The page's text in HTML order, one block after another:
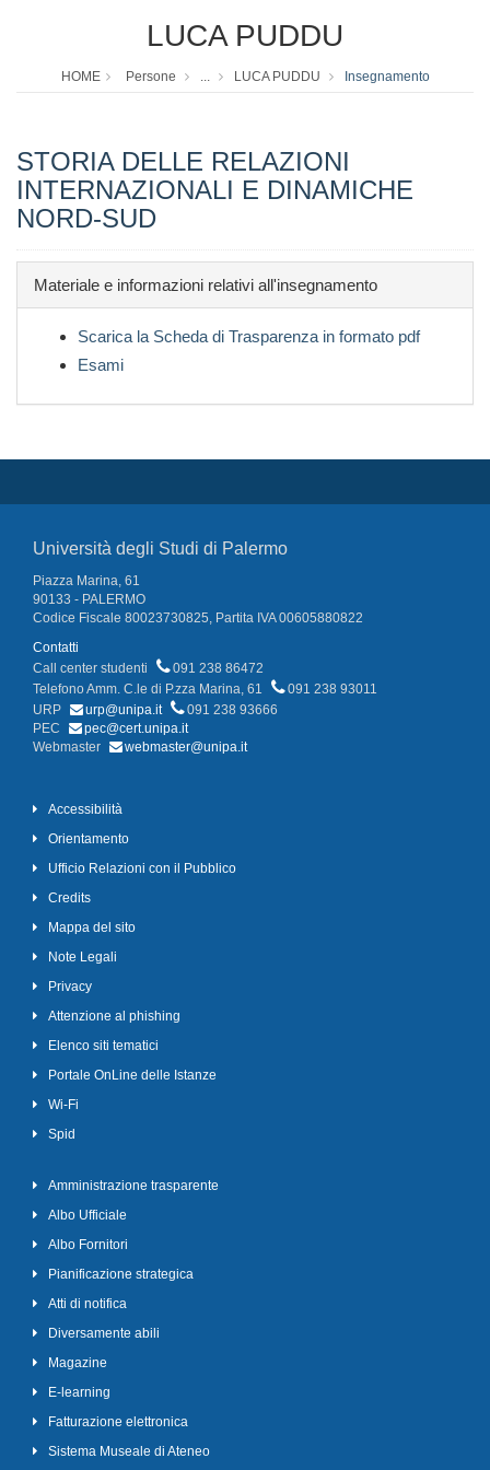
LUCA PUDDU
HOME Persone ... LUCA PUDDU Insegnamento
STORIA DELLE RELAZIONI
INTERNAZIONALI E DINAMICHE
NORD-SUD
Materiale e informazioni relativi all'insegnamento
Scarica la Scheda di Trasparenza in formato pdf
Esami
Università degli Studi di Palermo
Piazza Marina, 61
90133 - PALERMO
Codice Fiscale 80023730825, Partita IVA 00605880822
Contatti
Call center studenti
091 238 86472
Telefono Amm. C.le di P.zza Marina, 61
091 238 93011
URP
urp@unipa.it
091 238 93666
PEC
pec@cert.unipa.it
Webmaster
webmaster@unipa.it
Accessibilità
Orientamento
Ufficio Relazioni con il Pubblico
Credits
Mappa del sito
Note Legali
Privacy
Attenzione al phishing
Elenco siti tematici
Portale OnLine delle Istanze
Wi-Fi
Spid
Amministrazione trasparente
Albo Ufficiale
Albo Fornitori
Pianificazione strategica
Atti di notifica
Diversamente abili
Magazine
E-learning
Fatturazione elettronica
Sistema Museale di Ateneo